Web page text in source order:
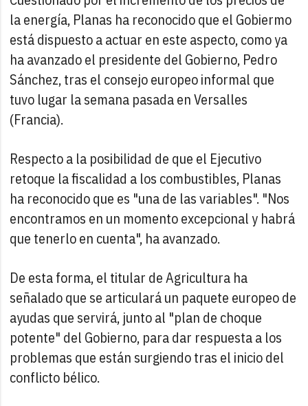
la energía, Planas ha reconocido que el Gobiermo
está dispuesto a actuar en este aspecto, como ya
ha avanzado el presidente del Gobierno, Pedro
Sánchez, tras el consejo europeo informal que
tuvo lugar la semana pasada en Versalles
(Francia).
Respecto a la posibilidad de que el Ejecutivo
retoque la fiscalidad a los combustibles, Planas
ha reconocido que es "una de las variables". "Nos
encontramos en un momento excepcional y habrá
que tenerlo en cuenta", ha avanzado.
De esta forma, el titular de Agricultura ha
señalado que se articulará un paquete europeo de
ayudas que servirá, junto al "plan de choque
potente" del Gobierno, para dar respuesta a los
problemas que están surgiendo tras el inicio del
conflicto bélico.